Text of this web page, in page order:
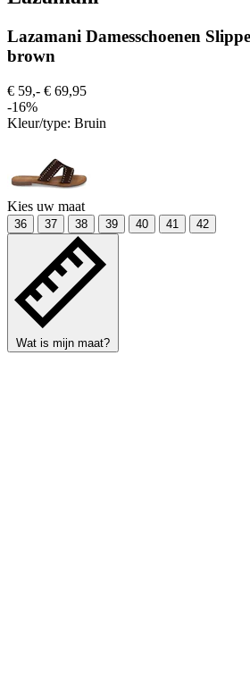
Lazamani Damesschoenen
brown
€ 59,- € 69,95
-16%
Kleur/type: Bruin
Kies uw maat
36 37 38 39 40 41 42
Wat is mijn maat?